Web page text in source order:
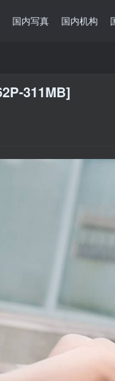
国内写真 国内机构
311MB]